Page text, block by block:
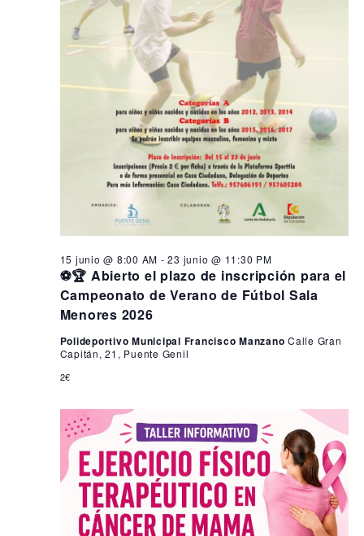
⚽🏆 Abierto el plazo de inscripción para el
Campeonato de Verano de Fútbol Sala
Menores 2026
15 junio @ 8:00 AM -23 junio @ 11:30 PM
Polideportivo Municipal Francisco Manzano Calle Gran
Capitán, 21, Puente Genil
2€